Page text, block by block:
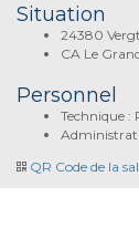
Situation
24380
CA Le
Personnel
Technique
QR Code de la